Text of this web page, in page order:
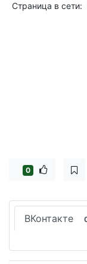
Страница в сети:
0
ВКонтакте